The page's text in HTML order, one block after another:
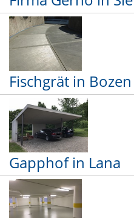
Fischgrät in
Gapphof in Lana